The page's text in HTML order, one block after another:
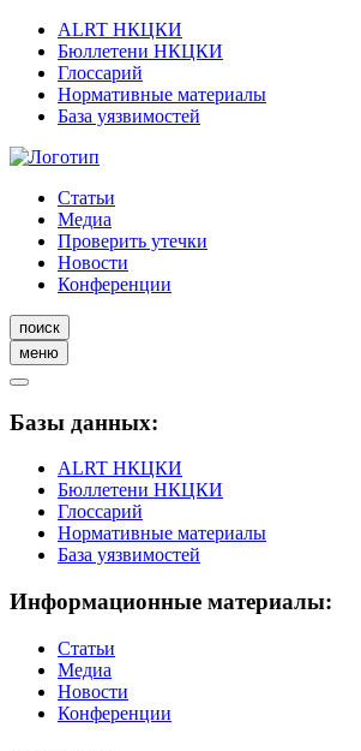
ALRT НКЦКИ
Бюллетени НКЦКИ
Глоссарий
Нормативные материалы
База уязвимостей
Статьи
Медиа
Проверить утечки
Новости
Конференции
поиск
меню
Базы данных:
ALRT НКЦКИ
Бюллетени НКЦКИ
Глоссарий
Нормативные материалы
База уязвимостей
Информационные материалы:
Статьи
Медиа
Новости
Конференции